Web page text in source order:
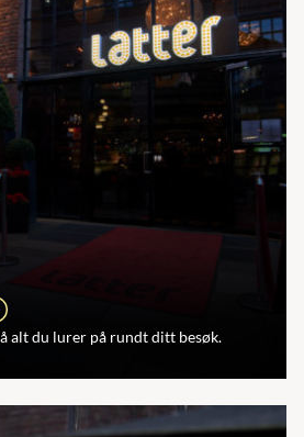
alt du lurer på rundt ditt besøk.